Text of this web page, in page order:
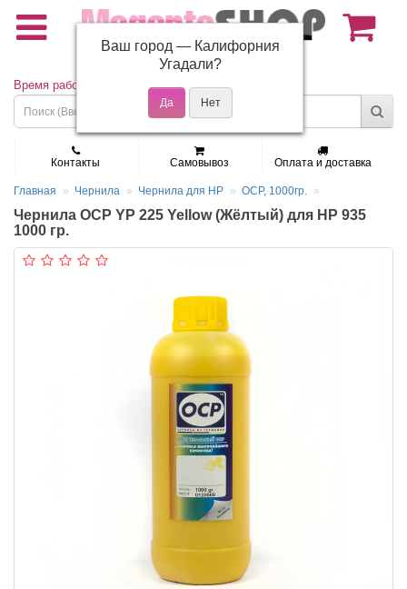
(495) 150-01-37
Время работы: Пн - Пт 9:30 - 19:00
Контакты Самовывоз Оплата и доставка
Главная Чернила Чернила для HP OCP, 1000гр.
Чернила OCP YP 225 Yellow (Жёлтый) для HP 935
1000 гр.
Ваш город — Калифорния
Угадали?